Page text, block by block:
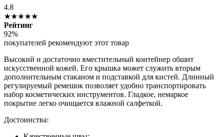
4.8
★★★★★
Рейтинг
92%
покупателей рекомендуют этот товар
Высокий и достаточно вместительный контейнер обшит
искусственной кожей. Его крышка может служить вторым
дополнительным стаканом и подставкой для кистей. Длинный
регулируемый ремешок позволяет удобно транспортировать
набор косметических инструментов. Гладкое, немаркое
покрытие легко очищается влажной салфеткой.
Достоинства: